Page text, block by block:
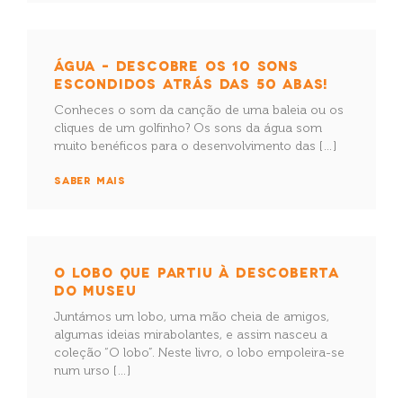
ÁGUA – DESCOBRE OS 10 SONS
ESCONDIDOS ATRÁS DAS 50 ABAS!
Conheces o som da canção de uma baleia ou os
cliques de um golfinho? Os sons da água som
muito benéficos para o desenvolvimento das […]
SABER MAIS
O LOBO QUE PARTIU À DESCOBERTA
DO MUSEU
Juntámos um lobo, uma mão cheia de amigos,
algumas ideias mirabolantes, e assim nasceu a
coleção “O lobo”. Neste livro, o lobo empoleira-se
num urso […]